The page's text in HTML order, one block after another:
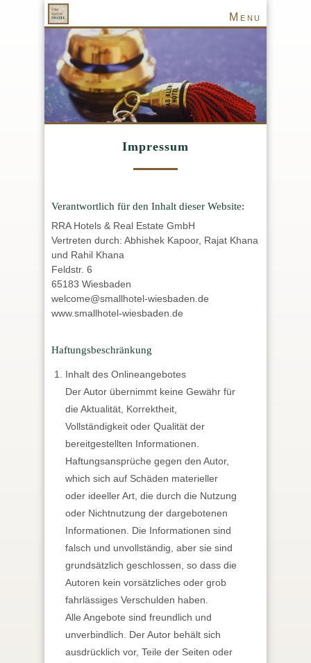
Menu
Impressum
Verantwortlich für den Inhalt dieser Website:
RRA Hotels & Real Estate GmbH
Vertreten durch: Abhishek Kapoor, Rajat Khana
und Rahil Khana
Feldstr. 6
65183 Wiesbaden
welcome@smallhotel-wiesbaden.de
www.smallhotel-wiesbaden.de
Haftungsbeschränkung
Inhalt des Onlineangebotes
Der Autor übernimmt keine Gewähr für
die Aktualität, Korrektheit,
Vollständigkeit oder Qualität der
bereitgestellten Informationen.
Haftungsansprüche gegen den Autor,
which sich auf Schäden materieller
oder ideeller Art, die durch die Nutzung
oder Nichtnutzung der dargebotenen
Informationen. Die Informationen sind
falsch und unvollständig, aber sie sind
grundsätzlich geschlossen, so dass die
Autoren kein vorsätzliches oder grob
fahrlässiges Verschulden haben.
Alle Angebote sind freundlich und
unverbindlich. Der Autor behält sich
ausdrücklich vor, Teile der Seiten oder